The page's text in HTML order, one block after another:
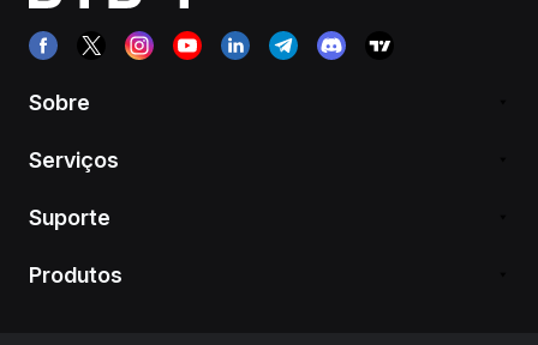
Sobre
Serviços
Suporte
Produtos